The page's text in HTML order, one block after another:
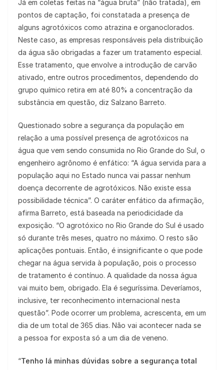
Já em coletas feitas na “água bruta” (não tratada), em
pontos de captação, foi constatada a presença de
alguns agrotóxicos como atrazina e organoclorados.
Neste caso, as empresas responsáveis pela distribuição
da água são obrigadas a fazer um tratamento especial.
Esse tratamento, que envolve a introdução de carvão
ativado, entre outros procedimentos, dependendo do
grupo químico retira em até 80% a concentração da
substância em questão, diz Salzano Barreto.
Questionado sobre a segurança da população em
relação a uma possível presença de agrotóxicos na
água que vem sendo consumida no Rio Grande do Sul, o
engenheiro agrônomo é enfático: “A água servida para a
população aqui no Estado nunca vai passar nenhum
doença decorrente de agrotóxicos. Não existe essa
possibilidade técnica”. O caráter enfático da afirmação,
afirma Barreto, está baseada na periodicidade da
exposição. “O agrotóxico no Rio Grande do Sul é usado
só durante três meses, quatro no máximo. O resto são
aplicações pontuais. Então, é insignificante o que pode
chegar na água servida à população, pois o processo
de tratamento é contínuo. A qualidade da nossa água
vai muito bem, obrigado. Ela é seguríssima. Deveríamos,
inclusive, ter reconhecimento internacional nesta
questão”. Pode ocorrer um problema, acrescenta, em um
dia de um total de 365 dias. Não vai acontecer nada se
a pessoa for exposta só a um dia de veneno.
“Tenho lá minhas dúvidas sobre a segurança total